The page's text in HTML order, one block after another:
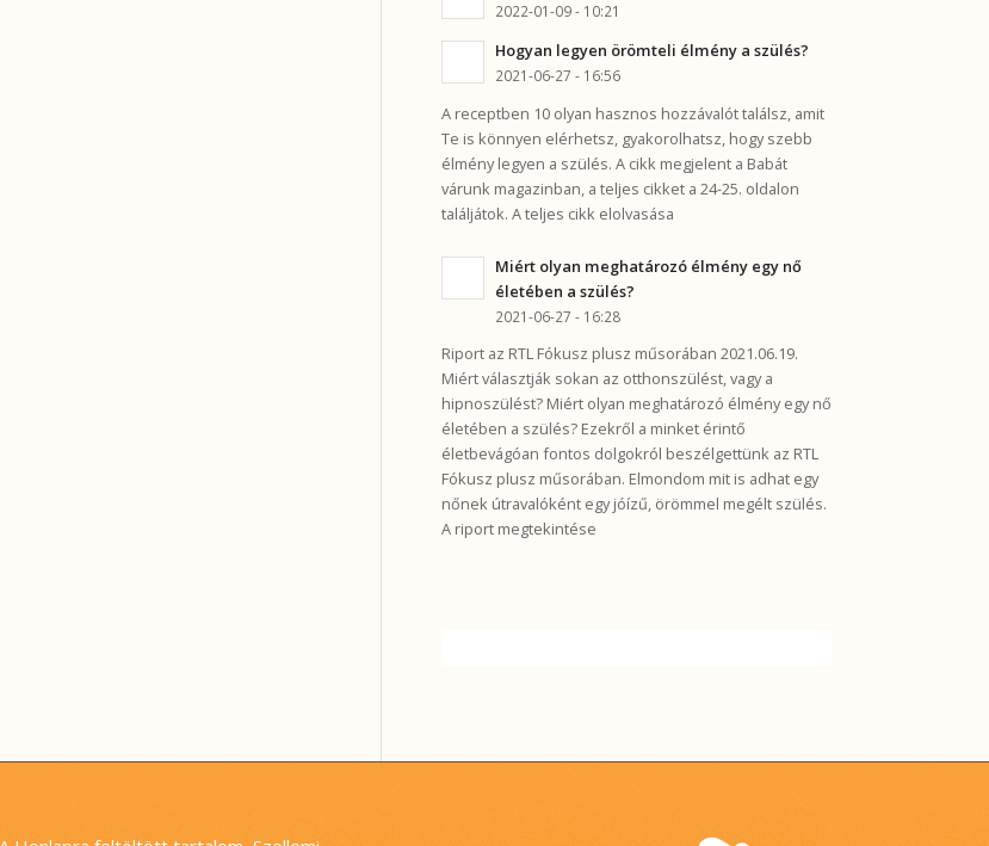
2022-01-09 - 10:21
Hogyan legyen örömteli élmény a szülés?
2021-06-27 - 16:56
A receptben 10 olyan hasznos hozzávalót találsz, amit
Te is könnyen elérhetsz, gyakorolhatsz, hogy szebb
élmény legyen a szülés. A cikk megjelent a Babát
várunk magazinban, a teljes cikket a 24-25. oldalon
találjátok. A teljes cikk elolvasása
Miért olyan meghatározó élmény egy nő
életében a szülés?
2021-06-27 - 16:28
Riport az RTL Fókusz plusz műsorában 2021.06.19.
Miért választják sokan az otthonszülést, vagy a
hipnoszülést? Miért olyan meghatározó élmény egy nő
életében a szülés? Ezekről a minket érintő
életbevágóan fontos dolgokról beszélgettünk az RTL
Fókusz plusz műsorában. Elmondom mit is adhat egy
nőnek útravalóként egy jóízű, örömmel megélt szülés.
A riport megtekintése